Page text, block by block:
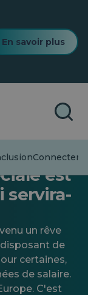
En savoir plus
Connecter
en
salaire,
est
servira-
un rêve
de
certaines,
de salaire.
C'est